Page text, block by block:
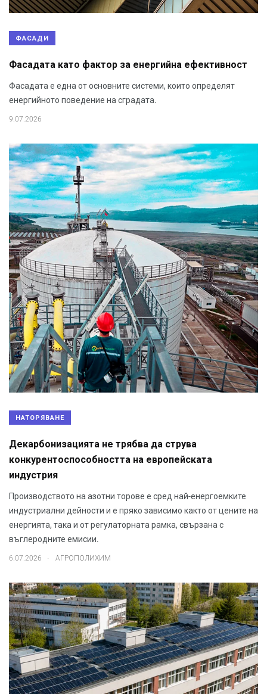
ФАСАДИ
Фасадата като фактор за енергийна ефективност
Фасадата е една от основните системи, които определят
енергийното поведение на сградата.
9.07.2026
НАТОРЯВАНЕ
Декарбонизацията не трябва да струва
конкурентоспособността на европейската
индустрия
Производството на азотни торове е сред най-енергоемките
индустриални дейности и е пряко зависимо както от цените на
енергията, така и от регулаторната рамка, свързана с
въглеродните емисии.
6.07.2026 . АГРОПОЛИХИМ